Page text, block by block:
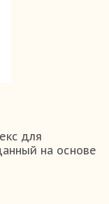
для
на основе